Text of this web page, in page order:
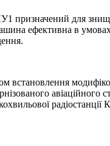
призначений для
ефективна в
встановлення